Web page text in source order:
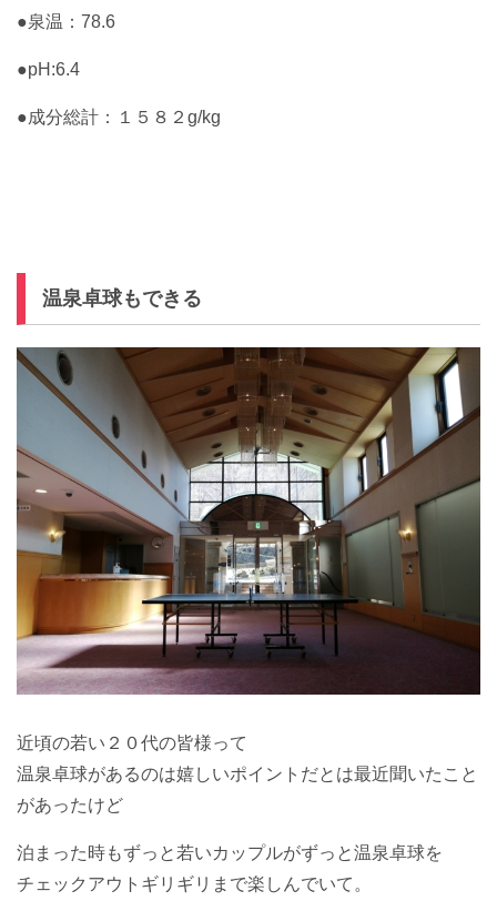
●泉温：78.6
●pH:6.4
●成分総計：１５８２g/kg
温泉卓球もできる
近頃の若い２０代の皆様って
温泉卓球があるのは嬉しいポイントだとは最近聞いたこと
があったけど
泊まった時もずっと若いカップルがずっと温泉卓球を
チェックアウトギリギリまで楽しんでいて。